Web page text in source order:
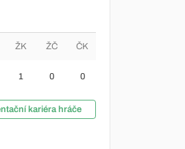
ŽK ŽČ ČK
1 0 0
kariéra hráče